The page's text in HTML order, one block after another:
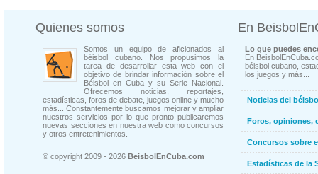
Quienes somos
Somos un equipo de aficionados al
béisbol cubano. Nos propusimos la
tarea de desarrollar esta web con el
objetivo de brindar información sobre el
Béisbol en Cuba y su Serie Nacional.
Ofrecemos noticias, reportajes,
estadísticas, foros de debate, juegos online y mucho
más... Constantemente buscamos mejorar y ampliar
nuestros servicios por lo que pronto publicaremos
nuevas secciones en nuestra web como concursos
y otros entretenimientos.
© copyright 2009 - 2026 BeisbolEnCuba.com
En
Lo que puedes
En
béisbol cubano,
los juegos y más...
Noticias del
Foros, opiniones,
Concursos sobre
Estadísticas de la